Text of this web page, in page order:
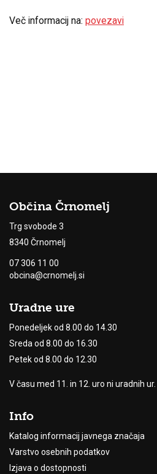
Več informacij na: povezavi
Občina Črnomelj
Trg svobode 3
8340 Črnomelj
07 306 11 00
obcina@crnomelj.si
Uradne ure
Ponedeljek od 8.00 do 14.30
Sreda od 8.00 do 16.30
Petek od 8.00 do 12.30
V času med 11. in 12. uro ni uradnih ur.
Info
Katalog informacij javnega značaja
Varstvo osebnih podatkov
Izjava o dostopnosti